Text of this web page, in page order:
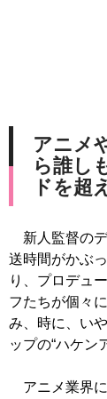
アニメ
ら誰し
ドを超
新人監督の
送時間がかぶ
り、プロデュ
フたちが個々
み、時に、い
ップの“ハケン
アニメ業界